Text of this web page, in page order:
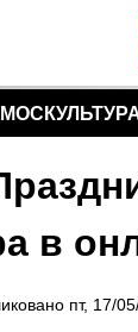
в
пт, 17/